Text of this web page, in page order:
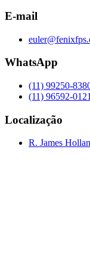
E-mail
WhatsApp
(11) 99250-
(11) 96592-0121
Localização
R. James